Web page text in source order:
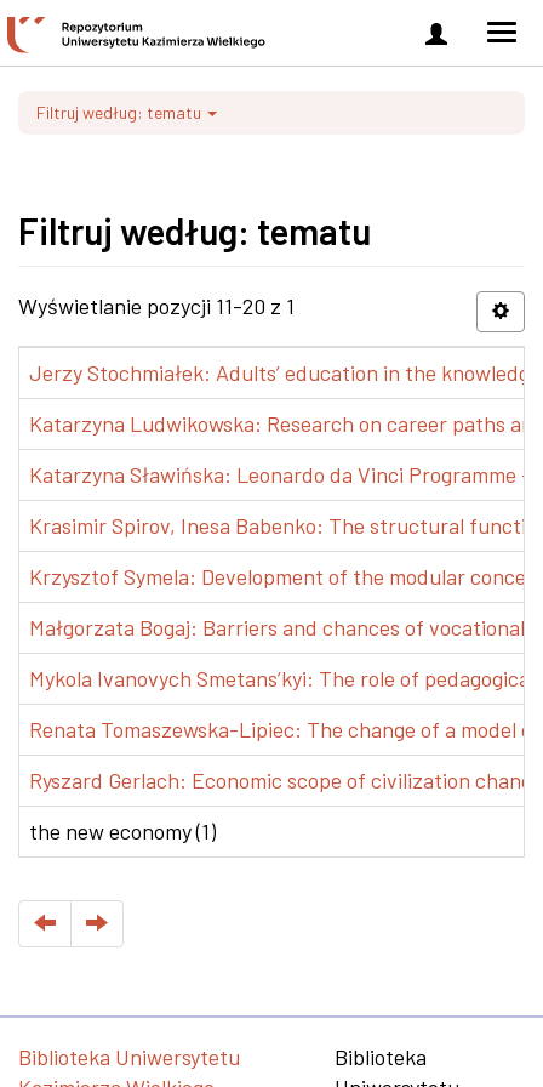
Zaloguj
się
Filtruj według: tematu
Filtruj według: tematu
Wyświetlanie pozycji 11-20 z 1
Jerzy Stochmiałek: Adults’ education in the
Katarzyna Ludwikowska: Research on career paths
Katarzyna Sławińska: Leonardo da Vinci Programme
Krasimir Spirov, Inesa Babenko: The structural
Krzysztof Symela: Development of the modular
Małgorzata Bogaj: Barriers and chances of vocational
Mykola Ivanovych Smetans’kyi: The role of
Renata Tomaszewska-Lipiec: The change of a model
Ryszard Gerlach: Economic scope of civilization
the new economy (1)
Biblioteka Uniwersytetu
Biblioteka